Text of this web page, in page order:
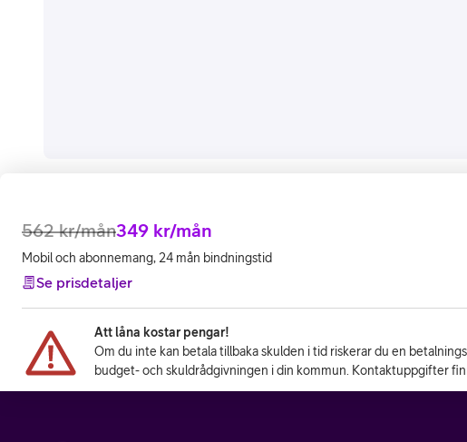
562 kr/mån349 kr/mån
Mobil och abonnemang, 24 mån bindningstid
Se prisdetaljer
Att låna kostar pengar!
Om du inte kan betala tillbaka skulden i tid riskerar du en
budget- och skuldrådgivningen i din kommun. Kontaktuppgifter